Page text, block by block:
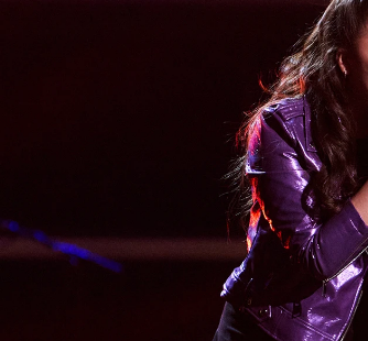
emociona a Danna
joven talent del equipo de Manuel Turizo
las lágrimas de su ídolo, presente
13 de julio de 2025, 13:57
En el Asalto Final de La Voz
ordinario’ de Danna Paola
todos. La artista, presente